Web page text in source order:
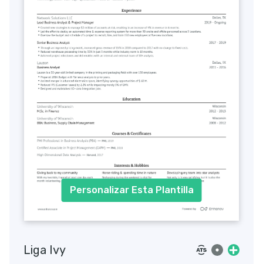
Personalizar Esta Plantilla
Liga Ivy